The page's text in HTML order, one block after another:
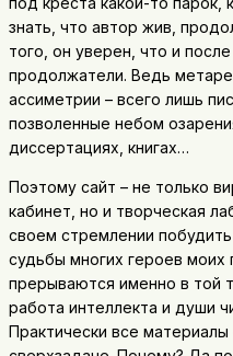
знать, что автор жив,
того, он уверен, что и
продолжатели. Ведь
ассиметрии – всего лишь
позволенные небом
диссертациях, книгах…
Поэтому сайт – не только
кабинет, но и творческая
своем стремлении
судьбы многих героев моих
прерываются именно в той
работа интеллекта и души
Практически все